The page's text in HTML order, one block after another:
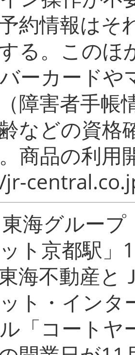
約情報はそ
る。このほ
ーカードや
障害者手帳
などの資格
商品の利用
海グルー
ト京都駅」
海不動産と
ト・インタ
「コートヤ